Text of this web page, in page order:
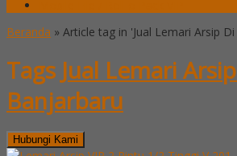
Beranda » Article tag in 'Jual Lemari Arsip
Tags Jual Lemari
Banjarbaru
Hubungi Kami